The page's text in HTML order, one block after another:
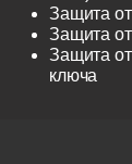
Защита
Защита
Защита
ключа